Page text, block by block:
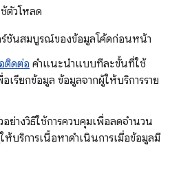
ตัวโหลด
ร์ชันสมบูรณ์ของข้อมูลโค้ดก่อนหน้า
ติดต่อ คำแนะนำแบบทีละขั้นที่ใช้
อเรียกข้อมูล ข้อมูลจากผู้ให้บริการราย
อย่างวิธีใช้การควบคุมเพื่อลดจำนวน
บริการเนื้อหาดำเนินการเมื่อข้อมูลมี